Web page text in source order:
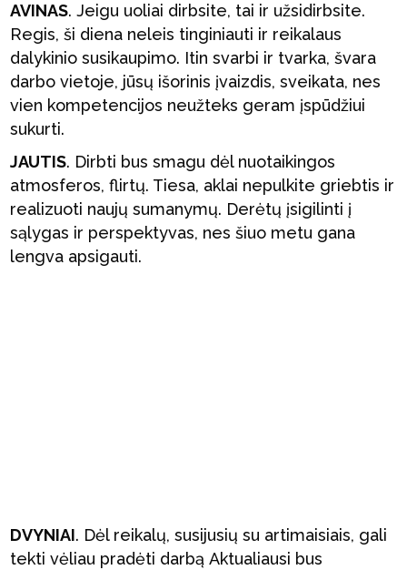
AVINAS. Jeigu uoliai dirbsite, tai ir užsidirbsite.
Regis, ši diena neleis tinginiauti ir reikalaus
dalykinio susikaupimo. Itin svarbi ir tvarka, švara
darbo vietoje, jūsų išorinis įvaizdis, sveikata, nes
vien kompetencijos neužteks geram įspūdžiui
sukurti.
JAUTIS. Dirbti bus smagu dėl nuotaikingos
atmosferos, flirtų. Tiesa, aklai nepulkite griebtis ir
realizuoti naujų sumanymų. Derėtų įsigilinti į
sąlygas ir perspektyvas, nes šiuo metu gana
lengva apsigauti.
DVYNIAI. Dėl reikalų, susijusių su artimaisiais, gali
tekti vėliau pradėti darbą Aktualiausi bus